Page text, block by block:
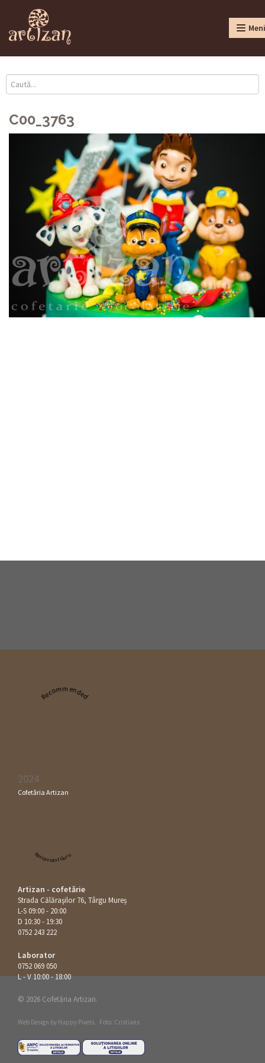
C00_3763
Recommended
2024
Cofetăria Artizan
Restaurant Guru
Artizan - cofetărie
Strada Călăraşilor 76, Târgu Mureș
L-S 09:00 - 20:00
D 10:30 - 19:30
0752 243 222
Laborator
0752 069 050
L - V 10:00 - 18:00
© 2026 Cofetăria Artizan.
Web Design by Happy Pixels. Foto: Cristians